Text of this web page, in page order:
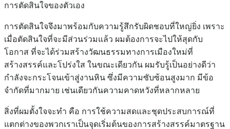
การตัดสินใจของตัวเอง
การตัดสินใจจึงมาพร้อมกับความรู้สึกรับผิดชอบที่ใหญ่ยิ่ง เพราะ
เมื่อตัดสินใจที่จะมีส่วนร่วมแล้ว ผมต้องการจะไปให้สุดกับ
โอกาส ที่จะได้ร่วมสร้างวัฒนธรรมทางการเมืองใหม่ที่
สร้างสรรค์และโปร่งใส ในขณะเดียวกัน ผมรับรู้เป็นอย่างดีว่า
กำลังจะกระโจนเข้าสู่งานหิน ซึ่งมีความซับซ้อนสูงมาก มีข้อ
จำกัดที่มากมาย เช่นเดียวกันความคาดหวังที่หลากหลาย
สิ่งที่ผมตั้งใจจะทำ คือ การใช้ความสดและชุดประสบการณ์ที่
แตกต่างของพวกเราเป็นจุดเริ่มต้นของการสร้างสรรค์มาตรฐาน